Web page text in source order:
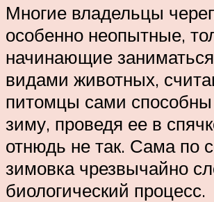
Многие владельцы
особенно неопытные,
начинающие
видами животных,
питомцы сами
зиму, проведя ее в
отнюдь не так. Сама по
зимовка чрезвычайно
биологический процесс.